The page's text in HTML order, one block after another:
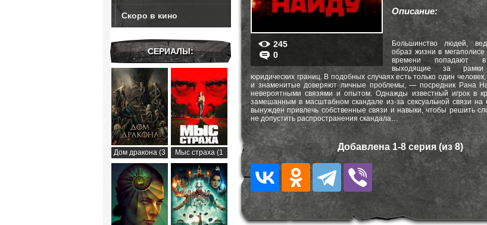
Скоро в кино
СЕРИАЛЫ:
Дом дракона (3
сезон)
Мыс страха (1
сезон)
245
0
Описание:
Большинство людей,
образ жизни в
времени попадают в
выходящие за
юридических границ. В подобных случаях есть только один
и знаменитые доверяют личные проблемы, — посредник Рана
невероятными связями и опытом. Однажды известный игрок в
замешанным в масштабном скандале из-за сексуальной связи на
вынужден привлечь собственные связи и навыки, чтобы решить
не допустить распространения скандала…
Добавлена 1-8 серия (из 8)